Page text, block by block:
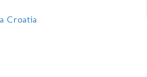
Croatia